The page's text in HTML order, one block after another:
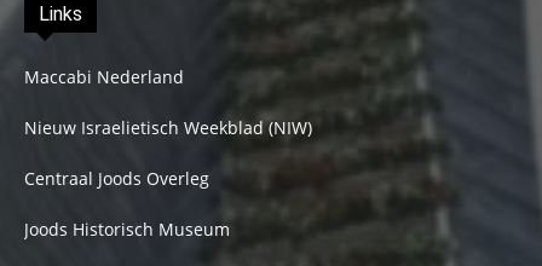
Links
Maccabi Nederland
Nieuw Israelietisch Weekblad (NIW)
Centraal Joods Overleg
Joods Historisch Museum